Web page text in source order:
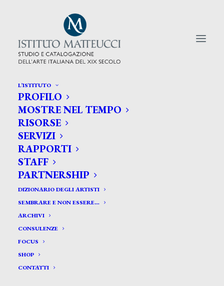
L’ISTITUTO
PROFILO
MOSTRE NEL TEMPO
RISORSE
SERVIZI
RAPPORTI
STAFF
PARTNERSHIP
DIZIONARIO DEGLI ARTISTI
SEMBRARE E NON ESSERE…
ARCHIVI
CONSULENZE
FOCUS
SHOP
CONTATTI
CERCA TRA GLI ARTISTI:
Search
for:
Dall’Ara Gustavo*
DALL’ARA GUSTAVO